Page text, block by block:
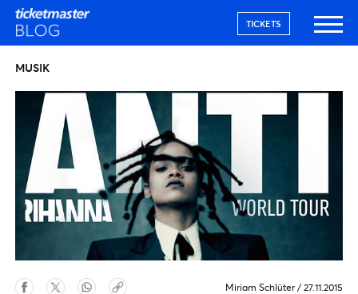
TICKETS
MUSIK
Miriam Schlüter / 27.11.2015